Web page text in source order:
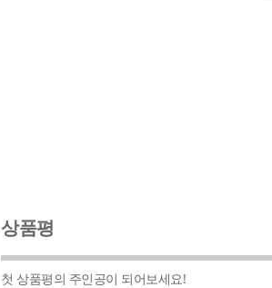
상품평
첫 상품평의 주인공이 되어보세요!